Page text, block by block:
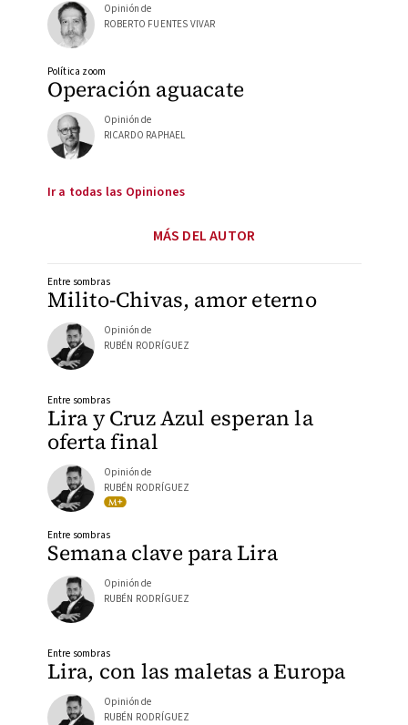
Opinión de
ROBERTO FUENTES VIVAR
Operación aguacate
Política zoom
Opinión de
RICARDO RAPHAEL
Ir a todas las Opiniones
MÁS DEL AUTOR
Milito-Chivas, amor eterno
Entre sombras
Opinión de
RUBÉN RODRÍGUEZ
Lira y Cruz Azul esperan la
oferta final
Entre sombras
Opinión de
RUBÉN RODRÍGUEZ
Semana clave para Lira
Entre sombras
Opinión de
RUBÉN RODRÍGUEZ
Lira, con las maletas a Europa
Entre sombras
Opinión de
RUBÉN RODRÍGUEZ